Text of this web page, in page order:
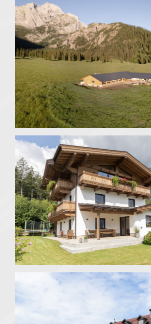
Rohntal - Hinterriss
Münster